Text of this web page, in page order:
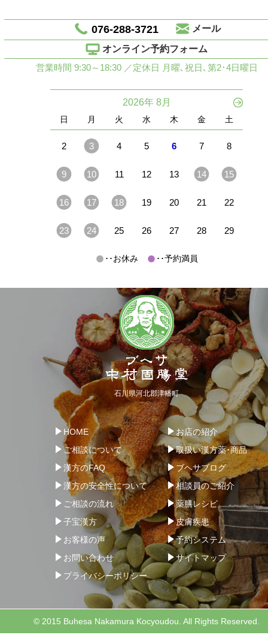
076-288-3721
メール
オンライン予約フォーム
営業時間 9:30～18:30 ／定休日 月曜､祝日､第2･4日曜日
2026年 8月
日 月 火 水 木 金 土
2 3 4 5 6 7 8
9 10 11 12 13 14 15
16 17 18 19 20 21 22
23 24 25 26 27 28 29
･･お休み ･･予約満員
石川県河北郡津幡町
HOME
お店の紹介
ご相談について
取扱い漢方薬･商品
漢方のFAQ
ブヘサブログ
漢方の安全性について
相談員のご紹介
ご相談の流れ
薬膳レシピ
子宝漢方
皮膚疾患
お客様の声
予約システム
お問い合わせ
サイトマップ
プライバシーポリシー
© 2015 Buhesa Nakamura Kocyoudou. All Rights Reserved.